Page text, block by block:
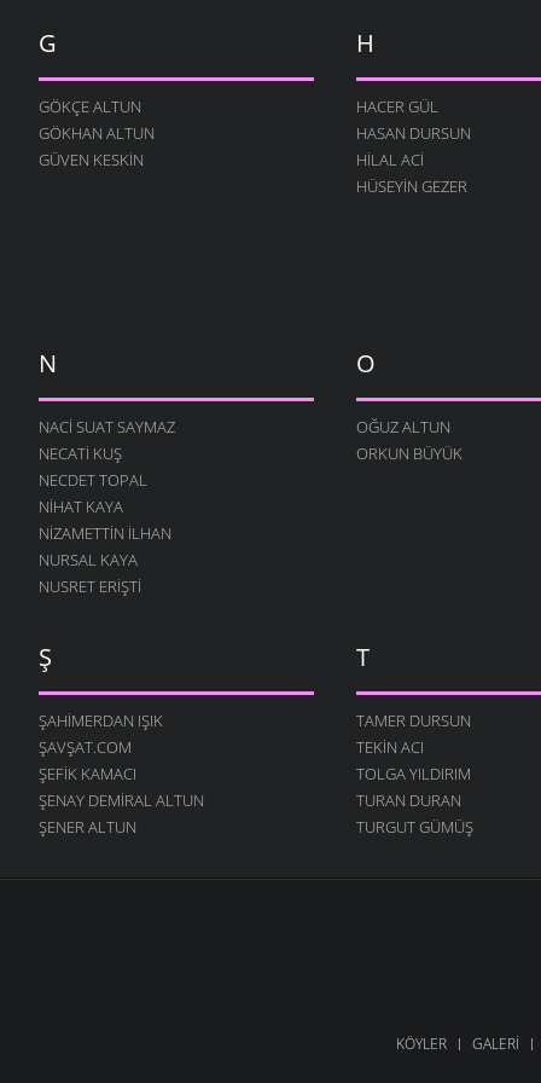
ZAMAN KIRALIKMIŞ MEĞER
İSMET ACI- 9 OCAK 2010
DÜŞÜNCEYI BEYNI İLE
BEYNIMIZE KAZDI
İSMET ACI- 9 OCAK 2010
G
GÖKÇE ALTUN
GÖKHAN ALTUN
GÜVEN KESKIN
H
HACER GÜL
HASAN DURSUN
HILAL ACI
HÜSEYIN GEZER
N
NACI SUAT SAYMAZ
NECATI KUŞ
NECDET TOPAL
NIHAT KAYA
NIZAMETTIN İLHAN
NURSAL KAYA
NUSRET ERIŞTI
O
OĞUZ ALTUN
ORKUN BÜYÜK
Ş
ŞAHIMERDAN IŞIK
ŞAVŞAT.COM
ŞEFIK KAMACI
ŞENAY DEMIRAL ALTUN
ŞENER ALTUN
T
TAMER DURSUN
TEKIN ACI
TOLGA YILDIRIM
TURAN DURAN
TURGUT GÜMÜŞ
KÖYLER GALERI